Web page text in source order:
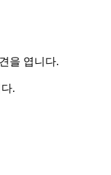
을 엽니다.
.